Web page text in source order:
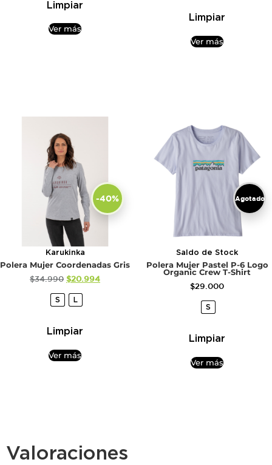
Limpiar
Ver más
Limpiar
Ver más
-40%
Karukinka
Polera Mujer Coordenadas Gris
$34.990 $20.994
S L
Limpiar
Ver más
Agotado
Saldo de Stock
Polera Mujer Pastel P-6 Logo
Organic Crew T-Shirt
$29.000
S
Limpiar
Ver más
Valoraciones